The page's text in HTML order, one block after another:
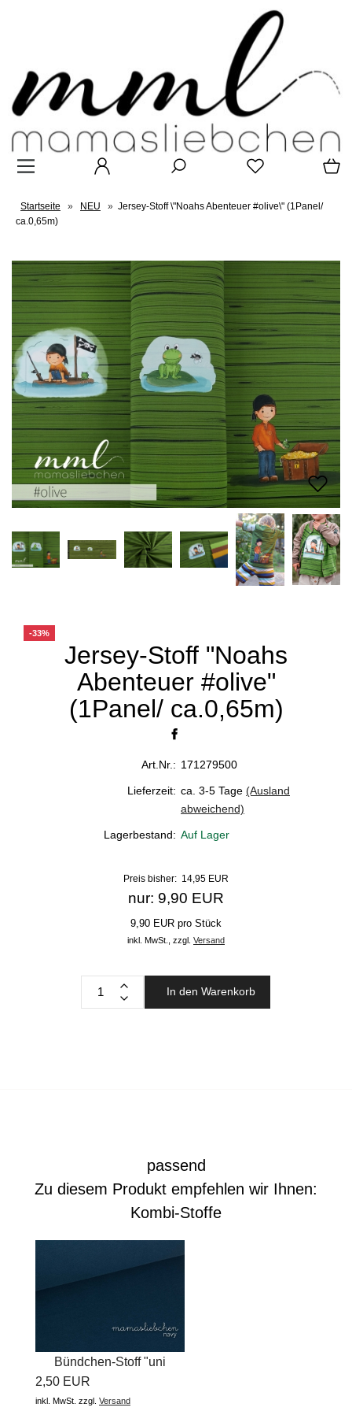
Startseite » NEU » Jersey-Stoff \"Noahs Abenteuer #olive\" (1Panel/
ca.0,65m)
Jersey-Stoff "Noahs
Abenteuer #olive"
(1Panel/ ca.0,65m)
-33%
Art.Nr.: 171279500
Lieferzeit: ca. 3-5 Tage (Ausland
abweichend)
Lagerbestand: Auf Lager
Preis bisher: 14,95 EUR
nur: 9,90 EUR
9,90 EUR pro Stück
inkl. MwSt., zzgl. Versand
In den Warenkorb
passend
Zu diesem Produkt empfehlen wir Ihnen:
Kombi-Stoffe
Bündchen-Stoff "uni
#admiral...
2,50 EUR
inkl. MwSt. zzgl. Versand